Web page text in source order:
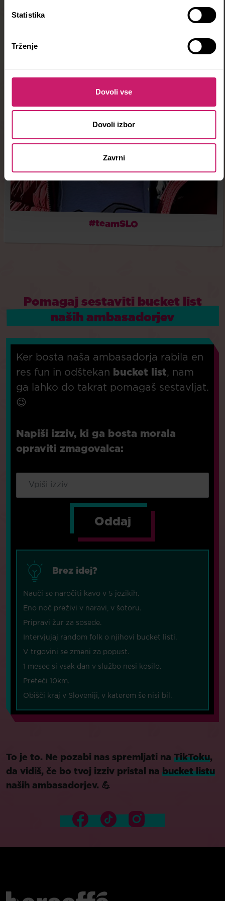
Statistika
Trženje
Dovoli vse
Dovoli izbor
Zavrni
#teamSLO
Pomagaj sestaviti bucket list
naših ambasadorjev
Ker bosta naša ambasadorja rabila en
res fun in odštekan
bucket list, nam
ga lahko do takrat pomagaš sestavljat.
😉
Napiši izziv, ki ga bosta morala
opraviti zmagovalca:
Oddaj
Brez idej?
Nauči se naročiti kavo v 5 jezikih.
Eno noč preživi v naravi, v šotoru.
Pripravi žur za sosede.
Intervjujaj random folk o njihovi bucket listi.
V trgovini se zmeni za popust.
1 mesec si vsak dan v službo nesi kosilo.
Preteči 10km.
Obišči kraj v Sloveniji, v katerem še nisi bil.
To je to. Ne pozabi nas spremljati na TikToku,
da vidiš, če bo tvoj izziv pristal na bucket listu
naših ambasadorjev. 💪